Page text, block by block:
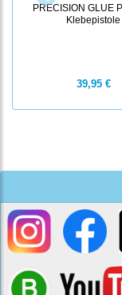
PRECISION GLUE
Klebepistole
39,95 €